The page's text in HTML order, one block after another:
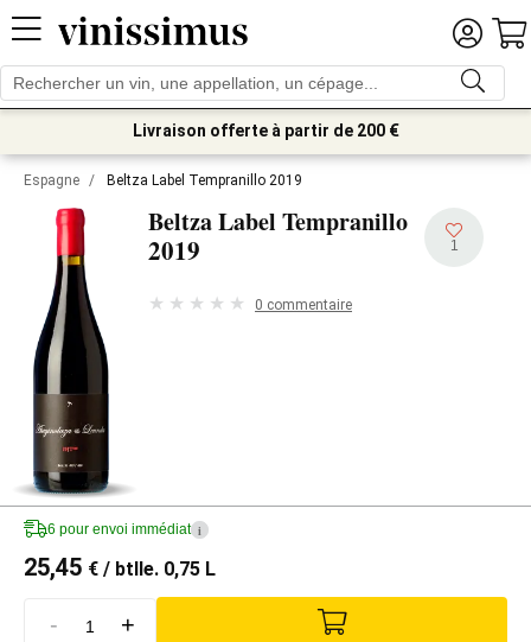
Livraison offerte à partir de 200 €
Espagne / Beltza Label Tempranillo 2019
Beltza Label Tempranillo
2019 1
0 commentaire
6 pour envoi immédiat i
25,45 € / btlle. 0,75 L
- +